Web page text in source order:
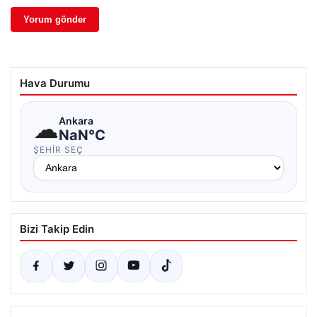
Hava Durumu
☁Ankara
NaN°C
ŞEHIR SEÇ
Bizi Takip Edin